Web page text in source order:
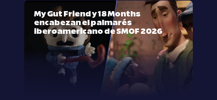
My Gut Friend y 18 Months
encabezan el palmarés
iberoamericano de SMOF 2026